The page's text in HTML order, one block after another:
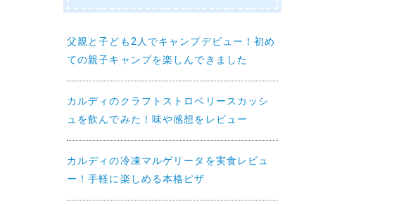
父親と子ども2人でキャンプデビュー！初め
ての親子キャンプを楽しんできました
カルディのクラフトストロベリースカッシ
ュを飲んでみた！味や感想をレビュー
カルディの冷凍マルゲリータを実食レビュ
ー！手軽に楽しめる本格ピザ